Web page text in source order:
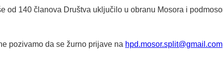
od 140 članova Društva uključilo u obranu Mosora i
pozivamo da se žurno prijave na hpd.mosor.split@gmail.com